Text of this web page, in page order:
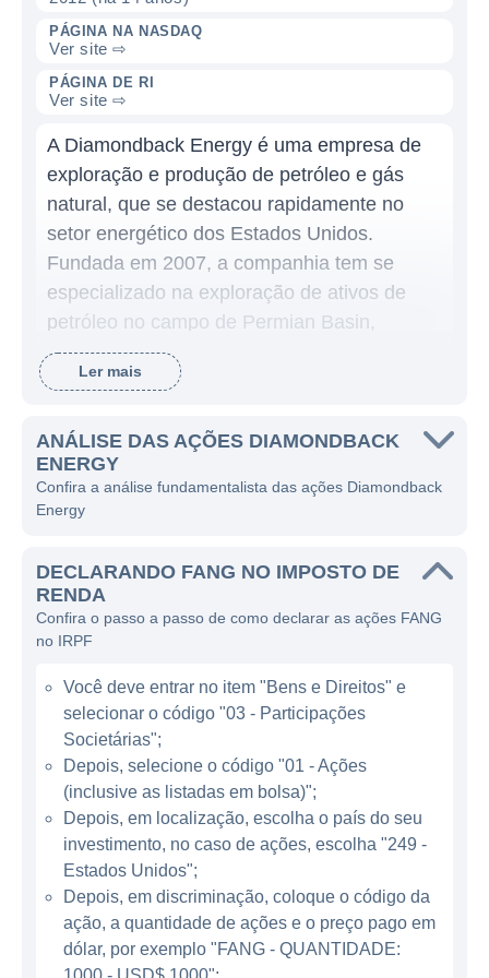
PÁGINA NA NASDAQ
Ver site ⇨
PÁGINA DE RI
Ver site ⇨
A Diamondback Energy é uma empresa de
exploração e produção de petróleo e gás
natural, que se destacou rapidamente no
setor energético dos Estados Unidos.
Fundada em 2007, a companhia tem se
especializado na exploração de ativos de
petróleo no campo de Permian Basin,
localizado no Texas e ao sul do Novo
México. Desde seu início, a Diamondback
desenvolver propriedades de petróleo,
aproveitando as tecnologias mais recentes
para maximizar a eficiência em suas
A Diamondback se destaca por sua
abordagem agressiva e disciplinada em
relação à exploração de petróleo, o que a
volátil. A companhia opera com uma filosofia
que prioriza a geração de fluxo de caixa livre,
além de buscar a criação de valor para seus
acionistas por meio da gestão eficiente de
seu portfólio de ativos. Com uma sólida base
de ativos, a Diamondback adota uma
abordagem de desenvolvimento horizontal,
buscando reduzir custos e aumentar a
produção por meio da perfuração em
camadas de recursos ricos em petróleo.
Ler mais
ANÁLISE DAS AÇÕES DIAMONDBACK
ENERGY
Confira a análise fundamentalista das ações Diamondback
Energy
DECLARANDO FANG NO IMPOSTO DE
RENDA
Confira o passo a passo de como declarar as ações FANG
no IRPF
Você deve entrar no item "Bens e Direitos" e
selecionar o código "03 - Participações
Societárias";
Depois, selecione o código "01 - Ações
(inclusive as listadas em bolsa)";
Depois, em localização, escolha o país do seu
investimento, no caso de ações, escolha "249 -
Estados Unidos";
Depois, em discriminação, coloque o código da
ação, a quantidade de ações e o preço pago em
dólar, por exemplo "FANG - QUANTIDADE: